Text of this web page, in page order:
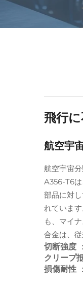
飛行
航空宇
航空宇宙
A356-T6
部品に対
れていま
も、マイ
合金は、
切断強度
クリープ
損傷耐性